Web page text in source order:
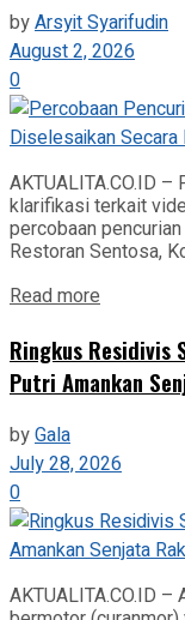
byArsyit Syarifudin
August 2, 2026
0
AKTUALITA.CO.ID
klarifikasi terkait
percobaan
Restoran Sentosa,
Read more
Ringkus Residivis
Putri Amankan
byGala
July 28, 2026
0
AKTUALITA.CO.ID –